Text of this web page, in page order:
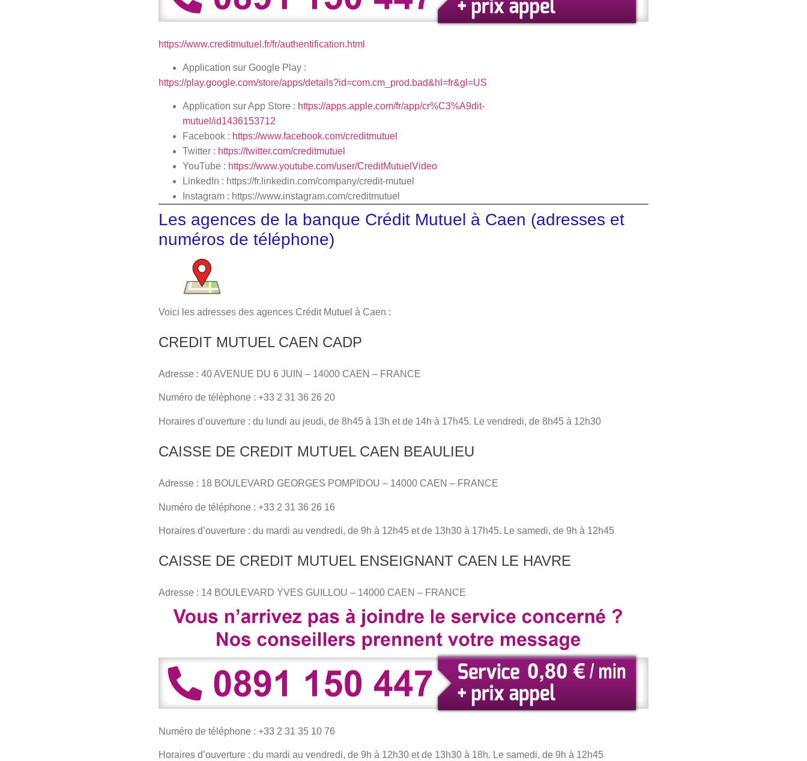
https://www.creditmutuel.fr/fr/authentification.html
Application sur Google Play :
https://play.google.com/store/apps/details?id=com.cm_prod.bad&hl=fr&gl=US
Application sur App Store : https://apps.apple.com/fr/app/cr%C3%A9dit-
mutuel/id1436153712
Facebook : https://www.facebook.com/creditmutuel
Twitter : https://twitter.com/creditmutuel
YouTube : https://www.youtube.com/user/CreditMutuelVideo
LinkedIn : https://fr.linkedin.com/company/credit-mutuel
Instagram : https://www.instagram.com/creditmutuel
Les agences de la banque Crédit Mutuel à Caen (adresses et
numéros de téléphone)
Voici les adresses des agences Crédit Mutuel à Caen :
CREDIT MUTUEL CAEN CADP
Adresse : 40 AVENUE DU 6 JUIN – 14000 CAEN – FRANCE
Numéro de téléphone : +33 2 31 36 26 20
Horaires d’ouverture : du lundi au jeudi, de 8h45 à 13h et de 14h à 17h45. Le vendredi, de 8h45 à 12h30
CAISSE DE CREDIT MUTUEL CAEN BEAULIEU
Adresse : 18 BOULEVARD GEORGES POMPIDOU – 14000 CAEN – FRANCE
Numéro de téléphone : +33 2 31 36 26 16
Horaires d’ouverture : du mardi au vendredi, de 9h à 12h45 et de 13h30 à 17h45. Le samedi, de 9h à 12h45
CAISSE DE CREDIT MUTUEL ENSEIGNANT CAEN LE HAVRE
Adresse : 14 BOULEVARD YVES GUILLOU – 14000 CAEN – FRANCE
Numéro de téléphone : +33 2 31 35 10 76
Horaires d’ouverture : du mardi au vendredi, de 9h à 12h30 et de 13h30 à 18h. Le samedi, de 9h à 12h45